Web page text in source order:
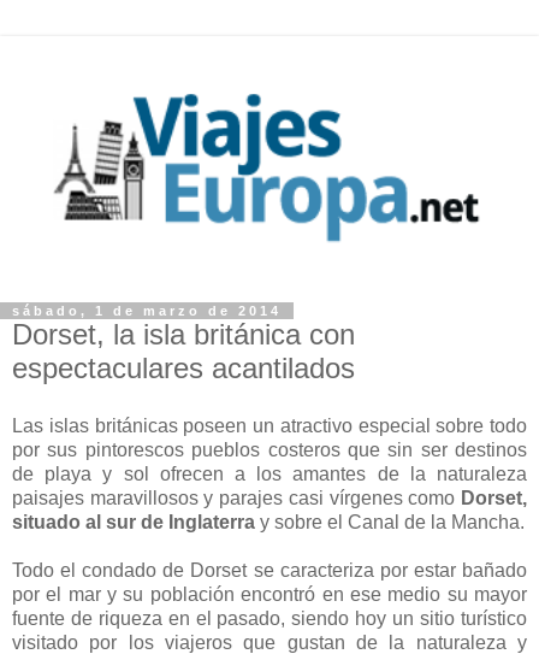
sábado, 1 de marzo de 2014
Dorset, la isla británica con
espectaculares acantilados
Las islas británicas poseen un atractivo especial sobre todo
por sus pintorescos pueblos costeros que sin ser destinos
de playa y sol ofrecen a los amantes de la naturaleza
paisajes maravillosos y parajes casi vírgenes como Dorset,
situado al sur de Inglaterra y sobre el Canal de la Mancha.
Todo el condado de Dorset se caracteriza por estar bañado
por el mar y su población encontró en ese medio su mayor
fuente de riqueza en el pasado, siendo hoy un sitio turístico
visitado por los viajeros que gustan de la naturaleza y